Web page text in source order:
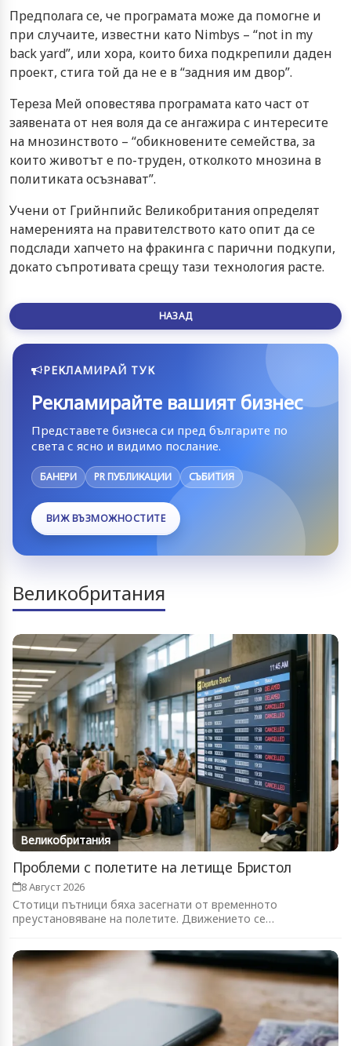
Предполага се, че програмата може да помогне и
при случаите, известни като Nimbys – “not in my
back yard”, или хора, които биха подкрепили даден
проект, стига той да не е в “задния им двор”.
Тереза Мей оповестява програмата като част от
заявената от нея воля да се ангажира с интересите
на мнозинството – “обикновените семейства, за
които животът е по-труден, отколкото мнозина в
политиката осъзнават”.
Учени от Грийнпийс Великобритания определят
намеренията на правителството като опит да се
подслади хапчето на фракинга с парични подкупи,
докато съпротивата срещу тази технология расте.
НАЗАД
РЕКЛАМИРАЙ ТУК
Рекламирайте вашият бизнес
Представете бизнеса си пред българите по
света с ясно и видимо послание.
БАНЕРИ PR ПУБЛИКАЦИИ СЪБИТИЯ
ВИЖ ВЪЗМОЖНОСТИТЕ
Великобритания
Великобритания
Проблеми с полетите на летище Бристол
8 Август 2026
Стотици пътници бяха засегнати от временното
преустановяване на полетите. Движението се